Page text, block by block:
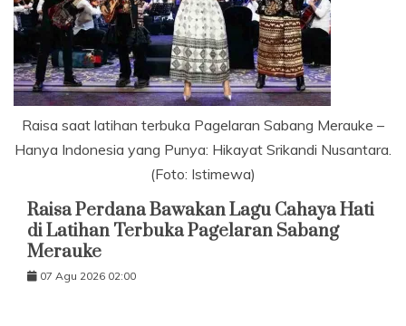
Raisa saat latihan terbuka Pagelaran Sabang Merauke –
Hanya Indonesia yang Punya: Hikayat Srikandi Nusantara.
(Foto: Istimewa)
Raisa Perdana Bawakan Lagu Cahaya Hati
di Latihan Terbuka Pagelaran Sabang
Merauke
07 Agu 2026 02:00